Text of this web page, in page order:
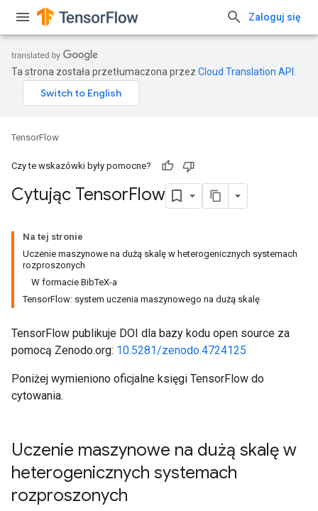
Zaloguj się
Ta strona została przetłumaczona przez Cloud Translation API
TensorFlow
Czy te wskazówki były pomocne?
Cytując TensorFlow
Na tej stronie
Uczenie maszynowe na dużą skalę w heterogenicznych systemach
rozproszonych
W formacie BibTeX-a
TensorFlow: system uczenia maszynowego na dużą skalę
TensorFlow publikuje DOI dla bazy kodu open source za
pomocą Zenodo.org: 10.5281/zenodo.4724125
Poniżej wymieniono oficjalne księgi TensorFlow do
cytowania.
Uczenie maszynowe na dużą skalę w
heterogenicznych systemach
rozproszonych